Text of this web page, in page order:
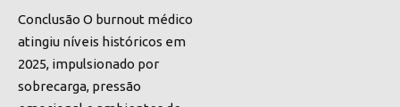
Conclusão O burnout médico
atingiu níveis históricos em
2025, impulsionado por
sobrecarga, pressão